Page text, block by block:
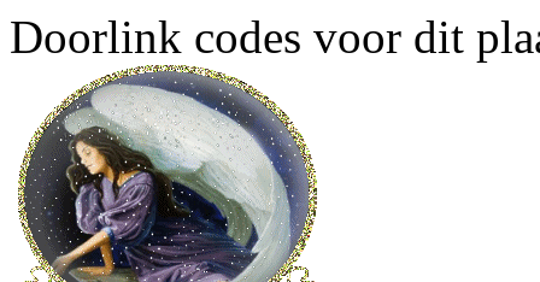
Doorlink codes voor dit